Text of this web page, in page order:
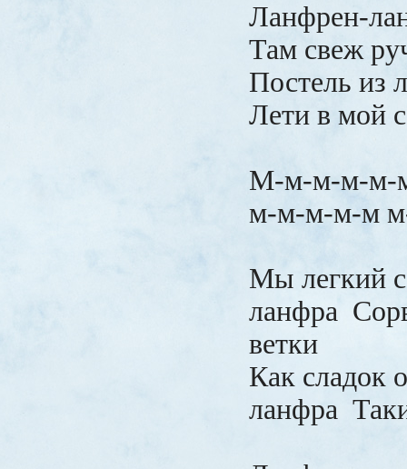
Ланфрен-
Там свеж
Постель из
Лети в мой
М-м-м-м-м-
м-м-м-м-м
Мы легкий
ланфра
ветки
Как сладок
ланфра